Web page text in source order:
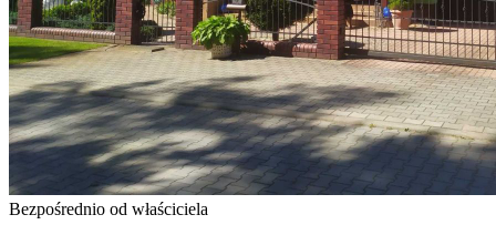
Bezpośrednio od właściciela